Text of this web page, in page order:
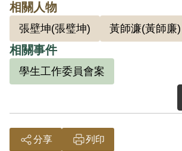
次提出申請，2001年10月經第
董監事會審核通過予以補償。
原判決認定其與陳瑞庚、孫進
叛亂組織，僅有各該被告之自
原判決對民主同盟、自治同盟
會等組織之性質與目的均未
明，此外無其他具體佐證，故
實據。
相關人物
張壁坤(張璧坤) 黃師濂(黃師廉)
相關事件
學生工作委員會案
分享 列印